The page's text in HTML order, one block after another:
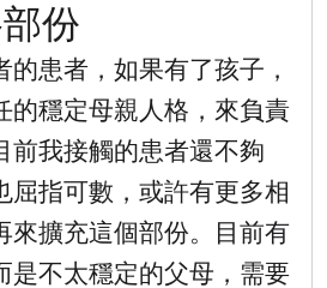
份
患者，如果有了孩子，
的穩定母親人格，來負責
前我接觸的患者還不夠
屈指可數，或許有更多相
來擴充這個部份。目前有
是不太穩定的父母，需要